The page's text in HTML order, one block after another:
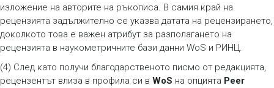
изложение на авторите на ръкописа. В самия край на
рецензията задължително се указва датата на рецензирането,
доколкото това е важен атрибут за разполагането на
рецензията в наукометричните бази данни WoS и РИНЦ.
(4) След като получи благодарственото писмо от редакцията,
рецензентът влиза в профила си в WoS на опцията Peer